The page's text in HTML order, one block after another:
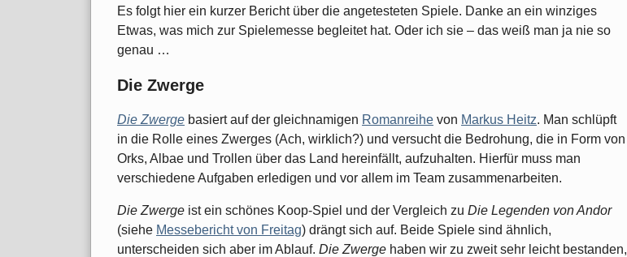
Es folgt hier ein kurzer Bericht über die angetesteten Spiele. Danke an ein winziges
Etwas, was mich zur Spielemesse begleitet hat. Oder ich sie – das weiß man ja nie so
genau …
Die Zwerge
Die Zwerge basiert auf der gleichnamigen Romanreihe von Markus Heitz. Man schlüpft
in die Rolle eines Zwerges (Ach, wirklich?) und versucht die Bedrohung, die in Form von
Orks, Albae und Trollen über das Land hereinfällt, aufzuhalten. Hierfür muss man
verschiedene Aufgaben erledigen und vor allem im Team zusammenarbeiten.
Die Zwerge ist ein schönes Koop-Spiel und der Vergleich zu Die Legenden von Andor
(siehe Messebericht von Freitag) drängt sich auf. Beide Spiele sind ähnlich,
unterscheiden sich aber im Ablauf. Die Zwerge haben wir zu zweit sehr leicht bestanden,